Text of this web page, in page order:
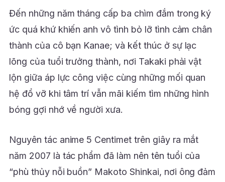
Đến những năm tháng cấp ba chìm đắm trong ký
ức quá khứ khiến anh vô tình bỏ lỡ tình cảm chân
thành của cô bạn Kanae; và kết thúc ở sự lạc
lõng của tuổi trưởng thành, nơi Takaki phải vật
lộn giữa áp lực công việc cùng những mối quan
hệ đổ vỡ khi tâm trí vẫn mãi kiếm tìm những hình
bóng gợi nhớ về người xưa.
Nguyên tác anime 5 Centimet trên giây ra mắt
năm 2007 là tác phẩm đã làm nên tên tuổi của
“phù thủy nỗi buồn” Makoto Shinkai, nơi ông đảm